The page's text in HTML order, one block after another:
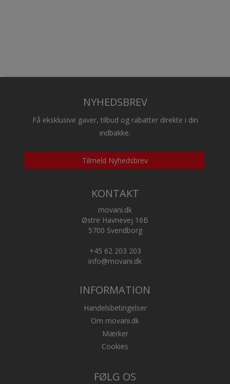
NYHEDSBREV
Få eksklusive gaver, tilbud og rabatter direkte i din
indbakke.
Tilmeld Nyhedsbrev
KONTAKT
movani.dk
Østre Havnevej 16B
5700 Svendborg
+45 62 203 203
info@movani.dk
INFORMATION
Handelsbetingelser
Om movani.dk
Mærker
Cookies
FØLG OS